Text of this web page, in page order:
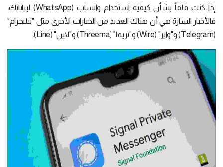
إذا كنت قلقاً بشأن كيفية استخدام واتساب (WhatsApp) لبياناتك،
فالأخبار السارة هي أن هناك العديد من الخيارات الأخرى مثل "تيليجرام"
(Telegram) و"واير" (Wire) و"ثريما" (Threema) و"لاين" (Line).